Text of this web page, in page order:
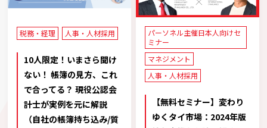
税務・経理 人事・人材採用
10人限定！いまさら聞け
ない！ 帳簿の見方、これ
で合ってる？ 現役公認会
計士が実例を元に解説
（自社の帳簿持ち込み/質
パーソネル主催日本人向けセ
ミナー
マネジメント
人事・人材採用
【無料セミナー】変わり
ゆくタイ市場：2024年版